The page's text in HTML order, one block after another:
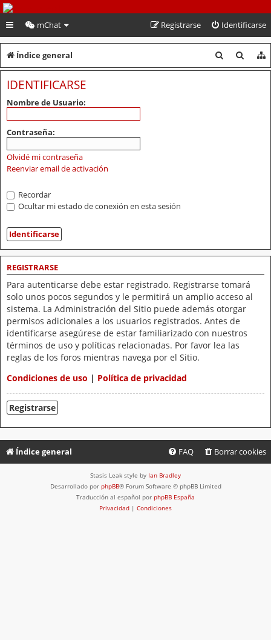
PeruVoley.com
mChat Identificarse
Registrarse
Índice general
u
u
IDENTIFICARSE
Nombre de Usuario:
Contraseña:
Olvidé mi contraseña
Reenviar email de activación
Recordar
Ocultar mi estado de conexión en esta sesión
REGISTRARSE
Para autenticarse debe estar registrado. Registrarse tomará
solo unos pocos segundos y le permitirá un amplio acceso al
sistema. La Administración del Sitio puede además otorgar
permisos adicionales a los usuarios registrados. Antes de
identificarse asegúrese de estar familiarizado con nuestros
términos de uso y políticas relacionadas. Por favor lea las
reglas de los foros mientras navega por el Sitio.
Condiciones de uso | Política de privacidad
Registrarse
Índice general Borrar cookies
FAQ
Stasis Leak style by Ian Bradley
Desarrollado por phpBB® Forum Software © phpBB Limited
Traducción al español por phpBB España
Privacidad | Condiciones